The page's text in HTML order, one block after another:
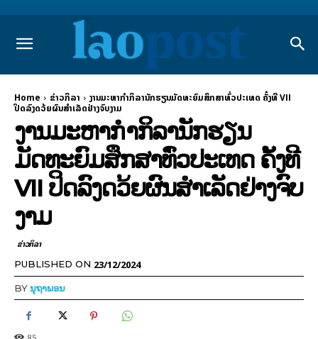
Home ຂ່າວກິລາ
ງານມະຫາກຳກິລານັກຮຽນມັດທະຍົມສຶກສາທົ່ວປະເທດ ຄັ້ງທີ VII
ປິດລົງດວ້ຍຜົນສໍາເລັດຢ່າງຈົບງາມ
ງານມະຫາກຳກິລານັກຮຽນ
ມັດທະຍົມສຶກສາທົ່ວປະເທດ ຄັ້ງທີ
VII ປິດລົງດວ້ຍຜົນສໍາເລັດຢ່າງຈົບ
ງາມ
ຂ່າວກິລາ
PUBLISHED ON 23/12/2024
BYນຸຖາພອນ